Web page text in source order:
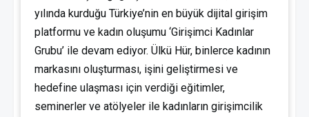
yılında kurduğu Türkiye’nin en büyük dijital girişim
platformu ve kadın oluşumu ‘Girişimci Kadınlar
Grubu’ ile devam ediyor. Ülkü Hür, binlerce kadının
markasını oluşturması, işini geliştirmesi ve
hedefine ulaşması için verdiği eğitimler,
seminerler ve atölyeler ile kadınların girişimcilik